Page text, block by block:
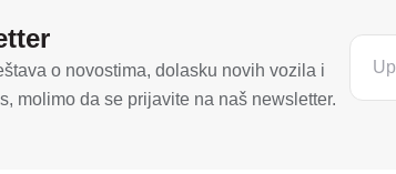
o novostima, dolasku novih vozila i
molimo da se prijavite na naš newsletter.